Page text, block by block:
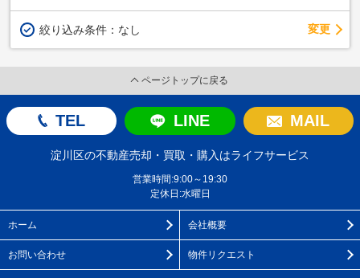
絞り込み条件： なし 変更
ページトップに戻る
TEL LINE MAIL
淀川区の不動産売却・買取・購入はライフサービス
営業時間:9:00～19:30
定休日:水曜日
ホーム 会社概要
お問い合わせ 物件リクエスト